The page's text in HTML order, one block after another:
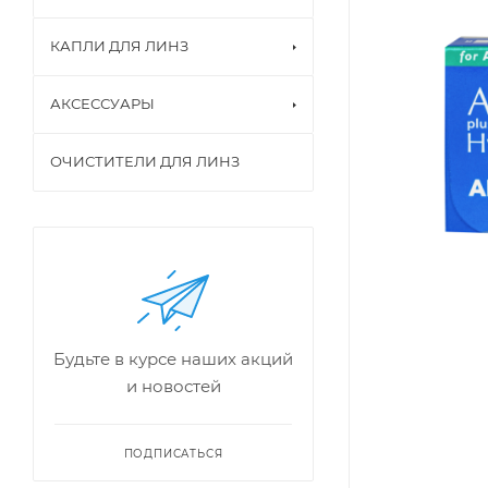
КАПЛИ ДЛЯ ЛИНЗ
АКСЕССУАРЫ
ОЧИСТИТЕЛИ ДЛЯ ЛИНЗ
Будьте в курсе наших акций
и новостей
ПОДПИСАТЬСЯ